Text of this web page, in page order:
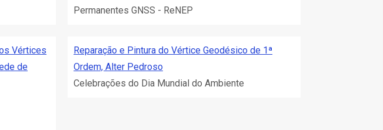
Permanentes GNSS - ReNEP
Vértices
de
Reparação e Pintura do Vértice Geodésico de 1ª
Ordem, Alter Pedroso
Celebrações do Dia Mundial do Ambiente